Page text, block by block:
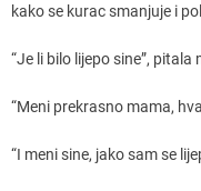
kako se kurac smanjuje i
“Je li bilo lijepo sine”,
“Meni prekrasno mama,
“I meni sine, jako sam se